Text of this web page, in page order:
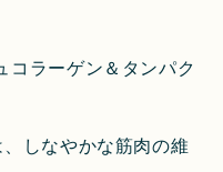
コラーゲン＆タンパク
しなやかな筋肉の維